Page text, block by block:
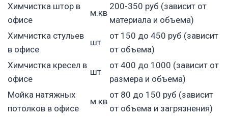
Химчистка штор в
офисе
м.кв
200-350 руб (зависит от
материала и объема)
Химчистка стульев
в офисе
шт
от 150 до 450 руб (зависит
от объема)
Химчистка кресел в
офисе
шт
от 400 до 1000 (зависит от
размера и объема)
Мойка натяжных
потолков в офисе
м.кв
от 80 до 150 руб (зависит
от объема и загрязнения)